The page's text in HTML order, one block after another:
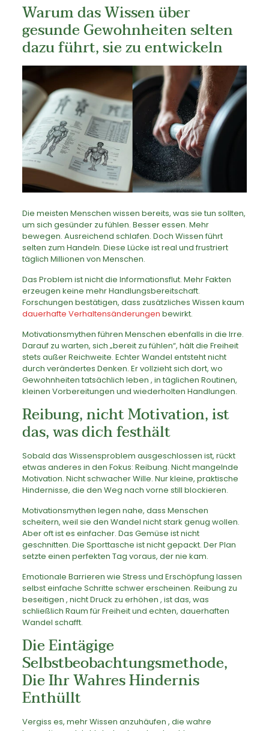
Warum das Wissen über
gesunde Gewohnheiten selten
dazu führt, sie zu entwickeln
Die meisten Menschen wissen bereits, was sie tun sollten,
um sich gesünder zu fühlen. Besser essen. Mehr
bewegen. Ausreichend schlafen. Doch Wissen führt
selten zum Handeln. Diese Lücke ist real und frustriert
täglich Millionen von Menschen.
Das Problem ist nicht die Informationsflut. Mehr Fakten
erzeugen keine mehr Handlungsbereitschaft.
Forschungen bestätigen, dass zusätzliches Wissen kaum
dauerhafte Verhaltensänderungen bewirkt.
Motivationsmythen führen Menschen ebenfalls in die Irre.
Darauf zu warten, sich „bereit zu fühlen“, hält die Freiheit
stets außer Reichweite. Echter Wandel entsteht nicht
durch verändertes Denken. Er vollzieht sich dort, wo
Gewohnheiten tatsächlich leben , in täglichen Routinen,
kleinen Vorbereitungen und wiederholten Handlungen.
Reibung, nicht Motivation, ist
das, was dich festhält
Sobald das Wissensproblem ausgeschlossen ist, rückt
etwas anderes in den Fokus: Reibung. Nicht mangelnde
Motivation. Nicht schwacher Wille. Nur kleine, praktische
Hindernisse, die den Weg nach vorne still blockieren.
Motivationsmythen legen nahe, dass Menschen
scheitern, weil sie den Wandel nicht stark genug wollen.
Aber oft ist es einfacher. Das Gemüse ist nicht
geschnitten. Die Sporttasche ist nicht gepackt. Der Plan
setzte einen perfekten Tag voraus, der nie kam.
Emotionale Barrieren wie Stress und Erschöpfung lassen
selbst einfache Schritte schwer erscheinen. Reibung zu
beseitigen , nicht Druck zu erhöhen , ist das, was
schließlich Raum für Freiheit und echten, dauerhaften
Wandel schafft.
Die Eintägige
Selbstbeobachtungsmethode,
Die Ihr Wahres Hindernis
Enthüllt
Vergiss es, mehr Wissen anzuhäufen , die wahre